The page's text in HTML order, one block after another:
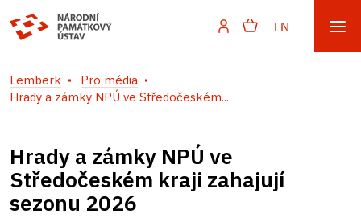
EN
Lemberk
Pro média
Hrady a zámky NPÚ ve Středočeském...
Hrady a zámky NPÚ ve
Středočeském kraji zahajují
sezonu 2026